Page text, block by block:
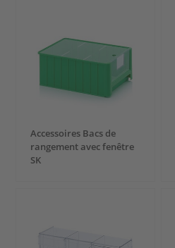
Accessoires Bacs de
rangement avec fenêtre
SK